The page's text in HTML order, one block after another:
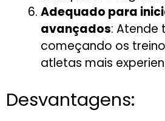
Adequado para
avançados: Atende
começando os
atletas mais
Desvantagens: